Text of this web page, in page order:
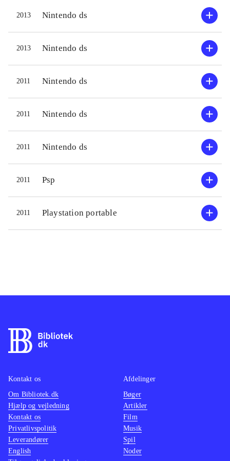
2013 Nintendo ds
2013 Nintendo ds
2011 Nintendo ds
2011 Nintendo ds
2011 Nintendo ds
2011 Psp
2011 Playstation portable
Kontakt os
Om Bibliotek.dk
Hjælp og vejledning
Kontakt os
Privatlivspolitik
Leverandører
English
Afdelinger
Bøger
Artikler
Film
Musik
Spil
Noder